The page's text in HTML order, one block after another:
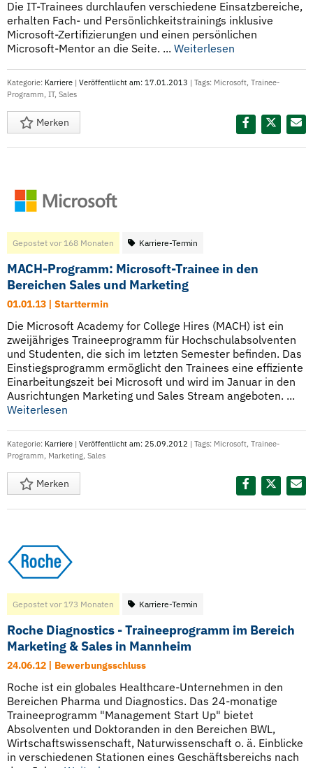
Die IT-Trainees durchlaufen verschiedene Einsatzbereiche,
erhalten Fach- und Persönlichkeitstrainings inklusive
Microsoft-Zertifizierungen und einen persönlichen
Microsoft-Mentor an die Seite. ... Weiterlesen
Kategorie: Karriere | Veröffentlicht am: 17.01.2013 | Tags: Microsoft, Trainee-
Programm, IT, Sales
Merken
Gepostet vor 168 Monaten Karriere-Termin
MACH-Programm: Microsoft-Trainee in den
Bereichen Sales und Marketing
01.01.13 | Starttermin
Die Microsoft Academy for College Hires (MACH) ist ein
zweijähriges Traineeprogramm für Hochschulabsolventen
und Studenten, die sich im letzten Semester befinden. Das
Einstiegsprogramm ermöglicht den Trainees eine effiziente
Einarbeitungszeit bei Microsoft und wird im Januar in den
Ausrichtungen Marketing und Sales Stream angeboten. ...
Weiterlesen
Kategorie: Karriere | Veröffentlicht am: 25.09.2012 | Tags: Microsoft, Trainee-
Programm, Marketing, Sales
Merken
Gepostet vor 173 Monaten Karriere-Termin
Roche Diagnostics - Traineeprogramm im Bereich
Marketing & Sales in Mannheim
24.06.12 | Bewerbungsschluss
Roche ist ein globales Healthcare-Unternehmen in den
Bereichen Pharma und Diagnostics. Das 24-monatige
Traineeprogramm "Management Start Up" bietet
Absolventen und Doktoranden in den Bereichen BWL,
Wirtschaftswissenschaft, Naturwissenschaft o. ä. Einblicke
in verschiedenen Stationen eines Geschäftsbereichs nach